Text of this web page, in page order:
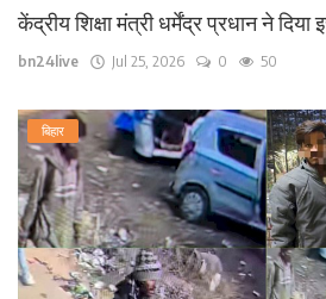
केंद्रीय शिक्षा मंत्री धर्मेंद्र प्रधान ने दिया
bn24live Jul 25, 2026 0 50
बिहार